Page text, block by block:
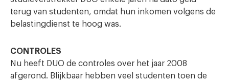
terug van studenten, omdat hun inkomen volgens de
belastingdienst te hoog was.
CONTROLES
Nu heeft DUO de controles over het jaar 2008
afgerond. Blijkbaar hebben veel studenten toen de